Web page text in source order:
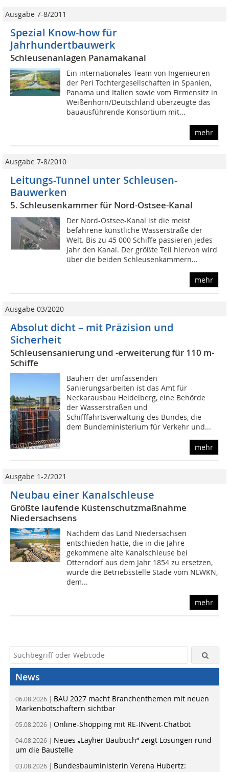
Ausgabe 7-8/2011
Spezial Know-how für
Jahrhundertbauwerk
Schleusenanlagen Panamakanal
Ein internationales Team von Ingenieuren
der Peri Tochtergesellschaften in Spanien,
Panama und Italien sowie vom Firmensitz in
Weißenhorn/Deutschland überzeugte das
bauausführende Konsortium mit...
mehr
Ausgabe 7-8/2010
Leitungs-Tunnel unter Schleusen-
Bauwerken
5. Schleusenkammer für Nord-Ostsee-Kanal
Der Nord-Ostsee-Kanal ist die meist
befahrene künstliche Wasserstraße der
Welt. Bis zu 45 000 Schiffe passieren jedes
Jahr den Kanal. Der größte Teil hiervon wird
über die beiden Schleusenkammern...
mehr
Ausgabe 03/2020
Absolut dicht – mit Präzision und
Sicherheit
Schleusensanierung und -erweiterung für 110 m-
Schiffe
Bauherr der umfassenden
Sanierungsarbeiten ist das Amt für
Neckarausbau Heidelberg, eine Behörde
der Wasserstraßen und
Schifffahrtsverwaltung des Bundes, die
dem Bundeministerium für Verkehr und...
mehr
Ausgabe 1-2/2021
Neubau einer Kanalschleuse
Größte laufende Küstenschutzmaßnahme
Niedersachsens
Nachdem das Land Niedersachsen
entschieden hatte, die in die Jahre
gekommene alte Kanalschleuse bei
Otterndorf aus dem Jahr 1854 zu ersetzen,
wurde die Betriebsstelle Stade vom NLWKN,
dem...
mehr
News
06.08.2026 | BAU 2027 macht Branchenthemen mit neuen
Markenbotschaftern sichtbar
05.08.2026 | Online-Shopping mit RE-INvent-Chatbot
04.08.2026 | Neues „Layher Baubuch“ zeigt Lösungen rund
um die Baustelle
03.08.2026 | Bundesbauministerin Verena Hubertz: